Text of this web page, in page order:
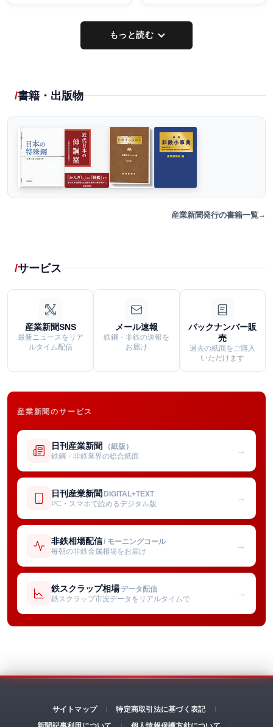
もっと読む
書籍・出版物
産業新聞発行の書籍一覧
サービス
産業新聞SNS
最新ニュースをリア
ルタイム配信
メール速報
鉄鋼・非鉄の速報を
お届け
バックナンバー販
売
過去の紙面をご購入
いただけます
産業新聞のサービス
日刊産業新聞 （紙版）
鉄鋼・非鉄業界の総合紙面
→
日刊産業新聞 DIGITAL+TEXT
PC・スマホで読めるデジタル版
→
非鉄相場配信/ モーニングコール
毎朝の非鉄金属相場をお届け
→
鉄スクラップ相場 データ配信
鉄スクラップ市況データをリアルタイムで
→
サイトマップ
特定商取引法に基づく表記